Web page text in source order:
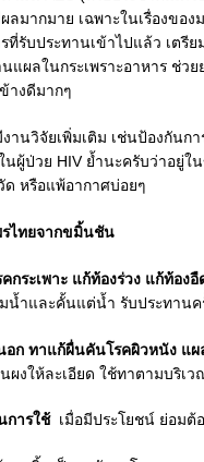
ลมากมาย เฉพาะในเรื่องขอ
ที่รับประทานเข้าไปแล้ว เตรี
แผลในกระเพราะอาหาร ช่ว
างดีมากๆ
านวิจัยเพิ่มเติม เช่นป้องกันกา
นผู้ป่วย HIV ย้ำนะครับว่าอ
หรือแพ้อากาศบ่อยๆ
ไทยจากขมิ้นชัน
กระเพาะ แก้ท้องร่วง แก้ท้องอื
มน้ำและคั้นแต่น้ำ รับประทาน
อก ทาแก้ผื่นคันโรคผิวหนัง แ
ผงให้ละเอียด ใช้ทาตามบริเ
การใช้เมื่อมีประโยชน์ ย่อมต้อ